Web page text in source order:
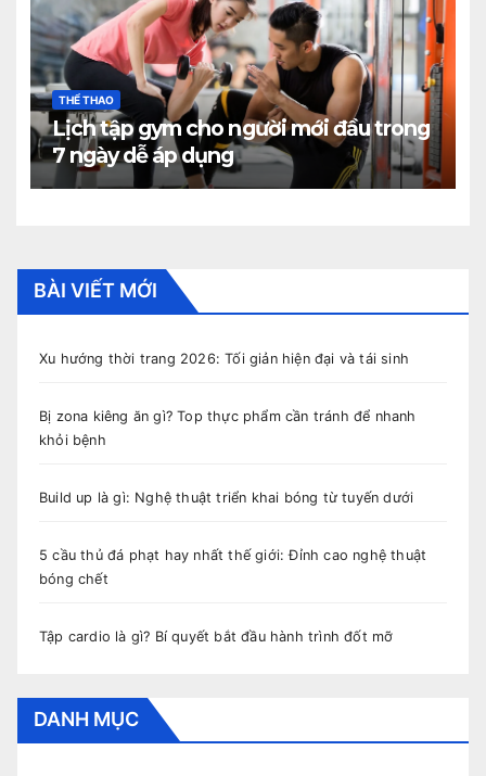
THỂ THAO
Lịch tập gym cho người mới đầu trong
7 ngày dễ áp dụng
BÀI VIẾT MỚI
Xu hướng thời trang 2026: Tối giản hiện đại và tái sinh
Bị zona kiêng ăn gì? Top thực phẩm cần tránh để nhanh
khỏi bệnh
Build up là gì: Nghệ thuật triển khai bóng từ tuyến dưới
5 cầu thủ đá phạt hay nhất thế giới: Đỉnh cao nghệ thuật
bóng chết
Tập cardio là gì? Bí quyết bắt đầu hành trình đốt mỡ
DANH MỤC